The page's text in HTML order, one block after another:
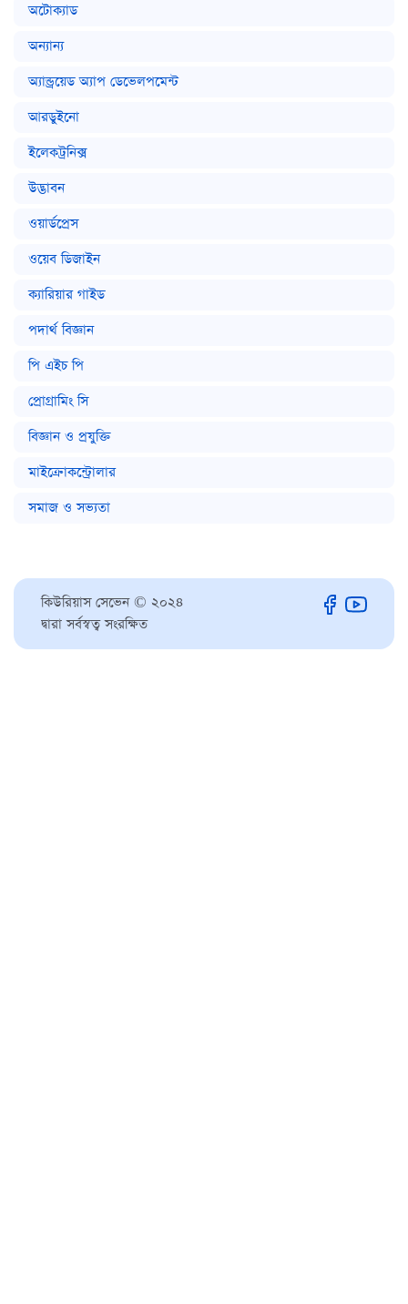
অটোক্যাড
অন্যান্য
অ্যান্ড্রয়েড অ্যাপ ডেভেলপমেন্ট
আরডুইনো
ইলেকট্রনিক্স
উদ্ভাবন
ওয়ার্ডপ্রেস
ওয়েব ডিজাইন
ক্যারিয়ার গাইড
পদার্থ বিজ্ঞান
পি এইচ পি
প্রোগ্রামিং সি
বিজ্ঞান ও প্রযুক্তি
মাইক্রোকন্ট্রোলার
সমাজ ও সভ্যতা
কিউরিয়াস সেভেন © ২০২৪
দ্বারা সর্বস্বত্ব সংরক্ষিত